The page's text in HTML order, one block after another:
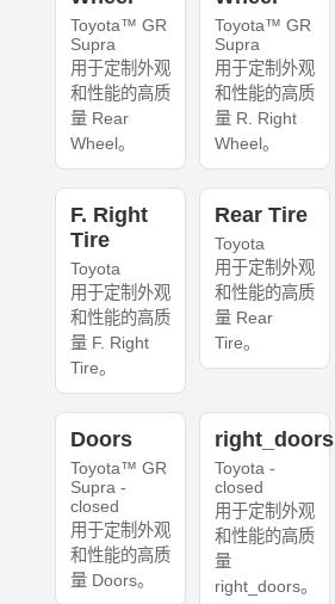
Toyota™ GR
Supra
用于定制外观
和性能的高质
量 Rear
Wheel。
Toyota™ GR
Supra
用于定制外观
和性能的高质
量 R. Right
Wheel。
F. Right
Tire
Toyota
用于定制外观
和性能的高质
量 F. Right
Tire。
Rear Tire
Toyota
用于定制外观
和性能的高质
量 Rear
Tire。
Doors
Toyota™ GR
Supra -
closed
用于定制外观
和性能的高质
量 Doors。
right_doors
Toyota -
closed
用于定制外观
和性能的高质
量
right_doors。